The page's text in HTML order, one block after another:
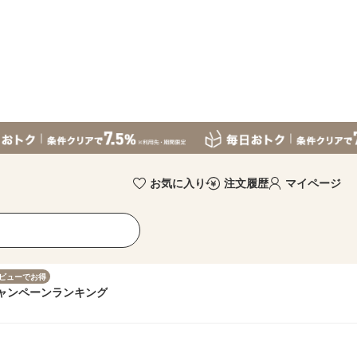
お気に入り 注文履歴 マイページ
ューでお得
ンペーンランキング